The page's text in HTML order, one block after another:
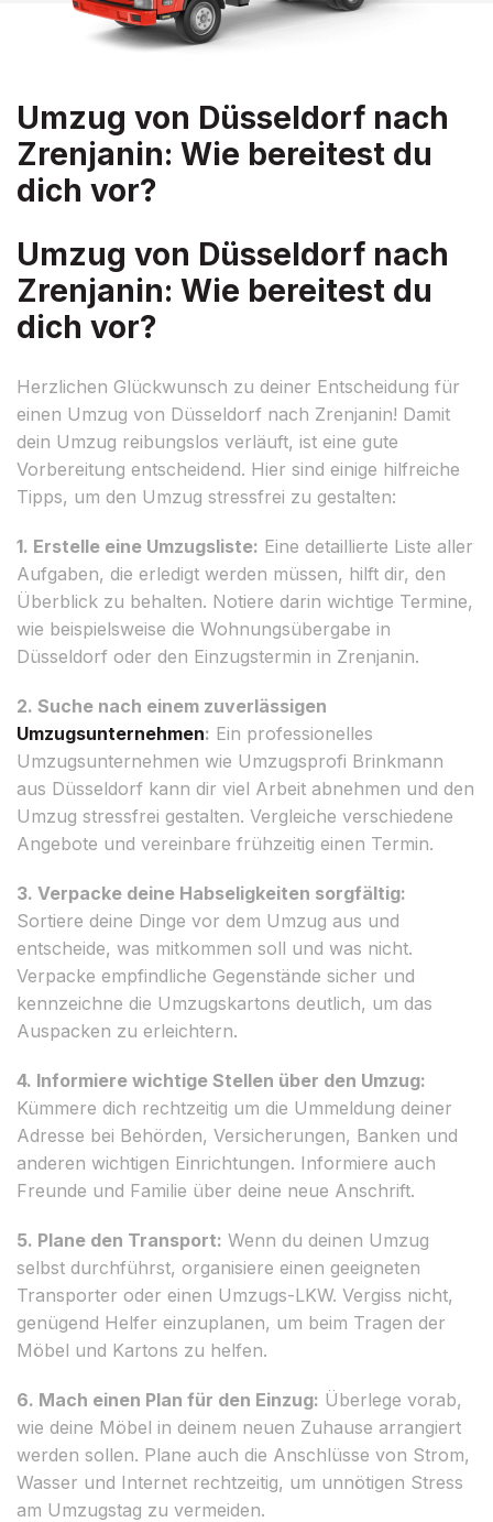
Umzug von Düsseldorf nach
Zrenjanin: Wie bereitest du
dich vor?
Umzug von Düsseldorf nach
Zrenjanin: Wie bereitest du
dich vor?
Herzlichen Glückwunsch zu deiner Entscheidung für
einen Umzug von Düsseldorf nach Zrenjanin! Damit
dein Umzug reibungslos verläuft, ist eine gute
Vorbereitung entscheidend. Hier sind einige hilfreiche
Tipps, um den Umzug stressfrei zu gestalten:
1. Erstelle eine Umzugsliste: Eine detaillierte Liste aller
Aufgaben, die erledigt werden müssen, hilft dir, den
Überblick zu behalten. Notiere darin wichtige Termine,
wie beispielsweise die Wohnungsübergabe in
Düsseldorf oder den Einzugstermin in Zrenjanin.
2. Suche nach einem zuverlässigen
Umzugsunternehmen: Ein professionelles
Umzugsunternehmen wie Umzugsprofi Brinkmann
aus Düsseldorf kann dir viel Arbeit abnehmen und den
Umzug stressfrei gestalten. Vergleiche verschiedene
Angebote und vereinbare frühzeitig einen Termin.
3. Verpacke deine Habseligkeiten sorgfältig:
Sortiere deine Dinge vor dem Umzug aus und
entscheide, was mitkommen soll und was nicht.
Verpacke empfindliche Gegenstände sicher und
kennzeichne die Umzugskartons deutlich, um das
Auspacken zu erleichtern.
4. Informiere wichtige Stellen über den Umzug:
Kümmere dich rechtzeitig um die Ummeldung deiner
Adresse bei Behörden, Versicherungen, Banken und
anderen wichtigen Einrichtungen. Informiere auch
Freunde und Familie über deine neue Anschrift.
5. Plane den Transport: Wenn du deinen Umzug
selbst durchführst, organisiere einen geeigneten
Transporter oder einen Umzugs-LKW. Vergiss nicht,
genügend Helfer einzuplanen, um beim Tragen der
Möbel und Kartons zu helfen.
6. Mach einen Plan für den Einzug: Überlege vorab,
wie deine Möbel in deinem neuen Zuhause arrangiert
werden sollen. Plane auch die Anschlüsse von Strom,
Wasser und Internet rechtzeitig, um unnötigen Stress
am Umzugstag zu vermeiden.